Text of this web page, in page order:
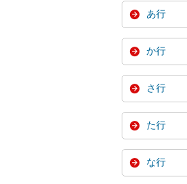
あ行
か行
さ行
た行
な行